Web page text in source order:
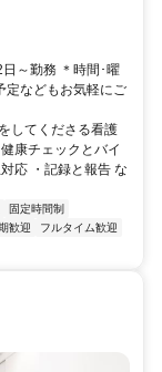
～勤務 ＊時間･曜
定などもお気軽にご
してくださる看護
康チェックとバイ
応 ・記録と報告 な
固定時間制
歓迎
フルタイム歓迎